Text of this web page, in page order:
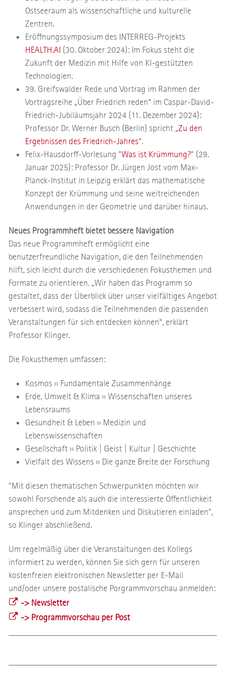
Ostseeraum als wissenschaftliche und kulturelle
Zentren.
Eröffnungssymposium des INTERREG-Projekts
HEALTH.AI (30. Oktober 2024): Im Fokus steht die
Zukunft der Medizin mit Hilfe von KI-gestützten
Technologien.
39. Greifswalder Rede und Vortrag im Rahmen der
Vortragsreihe „Über Friedrich reden“ im Caspar-David-
Friedrich-Jubiläumsjahr 2024 (11. Dezember 2024):
Professor Dr. Werner Busch (Berlin) spricht „Zu den
Ergebnissen des Friedrich-Jahres“.
Felix-Hausdorff-Vorlesung "Was ist Krümmung?" (29.
Januar 2025): Professor Dr. Jürgen Jost vom Max-
Planck-Institut in Leipzig erklärt das mathematische
Konzept der Krümmung und seine weitreichenden
Anwendungen in der Geometrie und darüber hinaus.
Neues Programmheft bietet bessere Navigation
Das neue Programmheft ermöglicht eine
benutzerfreundliche Navigation, die den Teilnehmenden
hilft, sich leicht durch die verschiedenen Fokusthemen und
Formate zu orientieren. „Wir haben das Programm so
gestaltet, dass der Überblick über unser vielfältiges Angebot
verbessert wird, sodass die Teilnehmenden die passenden
Veranstaltungen für sich entdecken können“, erklärt
Professor Klinger.
Die Fokusthemen umfassen:
Kosmos ›› Fundamentale Zusammenhänge
Erde, Umwelt & Klima ›› Wissenschaften unseres
Lebensraums
Gesundheit & Leben ›› Medizin und
Lebenswissenschaften
Gesellschaft ›› Politik | Geist | Kultur | Geschichte
Vielfalt des Wissens ›› Die ganze Breite der Forschung
"Mit diesen thematischen Schwerpunkten möchten wir
sowohl Forschende als auch die interessierte Öffentlichkeit
ansprechen und zum Mitdenken und Diskutieren einladen",
so Klinger abschließend.
Um regelmäßig über die Veranstaltungen des Kollegs
informiert zu werden, können Sie sich gern für unseren
kostenfreien elektronischen Newsletter per E-Mail
und/oder unsere postalische Porgrammvorschau anmelden:
-> Newsletter
-> Programmvorschau per Post